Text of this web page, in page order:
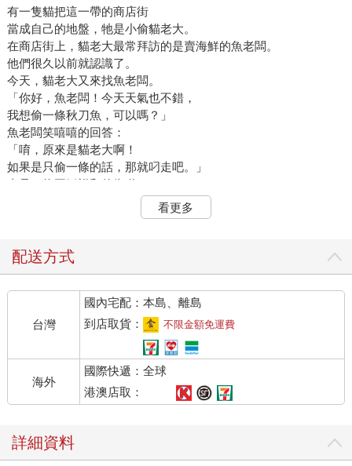
有一隻貓把這一帶的商店街
當成自己的地盤，牠是小偷貓老大。
在商店街上，貓老大最常拜訪的是賣海鮮的魚老闆。
他們很久以前就認識了。
今天，貓老大又來找魚老闆。
「你好，魚老闆！今天天氣也不錯，
我想偷一條秋刀魚，可以嗎？」
魚老闆笑嘻嘻的回答：
「唷，原來是貓老大啊！
如果是只偷一條的話，那就叼走吧。」
真是一條平靜祥和的街道。
這天，貓老大和平常一樣，在商店街上閒晃。
電器行門口的電視正在播報天氣預報。
不過您所在的地區，有一點奇怪，
建議您出門攜帶雨傘、雨具，
如果再帶上魚網和鍋子，就更好了。」
貓老大抽了抽鼻子，
從天空那頭飄來一股魚腥味。」
貓老大望著西邊的天空，
發現有越來越多魚鱗狀的雲向這邊飄過來。
看更多
配送方式
台灣
國內宅配：本島、離島
到店取貨：
不限金額免運費
海外
國際快遞：全球
港澳店取：
詳細資料